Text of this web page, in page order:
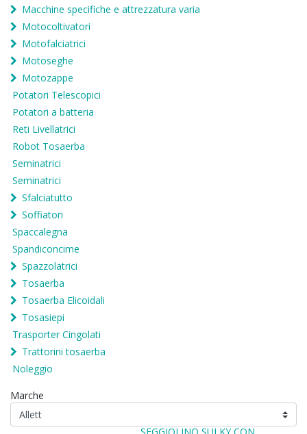
Macchine specifiche e attrezzatura varia
Motocoltivatori
Motofalciatrici
Motoseghe
Motozappe
Potatori Telescopici
Potatori a batteria
Reti Livellatrici
Robot Tosaerba
Seminatrici
Seminatrici
Sfalciatutto
Soffiatori
Spaccalegna
Spandiconcime
Spazzolatrici
Tosaerba
Tosaerba Elicoidali
Tosasiepi
Trasporter Cingolati
Trattorini tosaerba
Noleggio
Marche